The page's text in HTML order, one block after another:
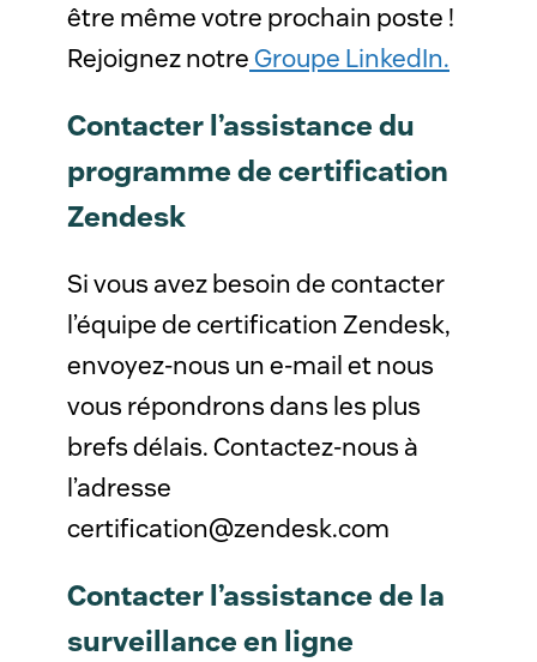
être même votre prochain poste !
Rejoignez notreGroupe LinkedIn.
Contacter l’assistance du
programme de certification
Zendesk
Si vous avez besoin de contacter
l’équipe de certification Zendesk,
envoyez-nous un e-mail et nous
vous répondrons dans les plus
brefs délais. Contactez-nous à
l’adresse
certification@zendesk.com
Contacter l’assistance de la
surveillance en ligne